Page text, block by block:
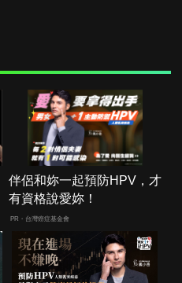
伴侶和妳一起預防HPV，才
有資格說愛妳！
PR・台灣癌症基金會